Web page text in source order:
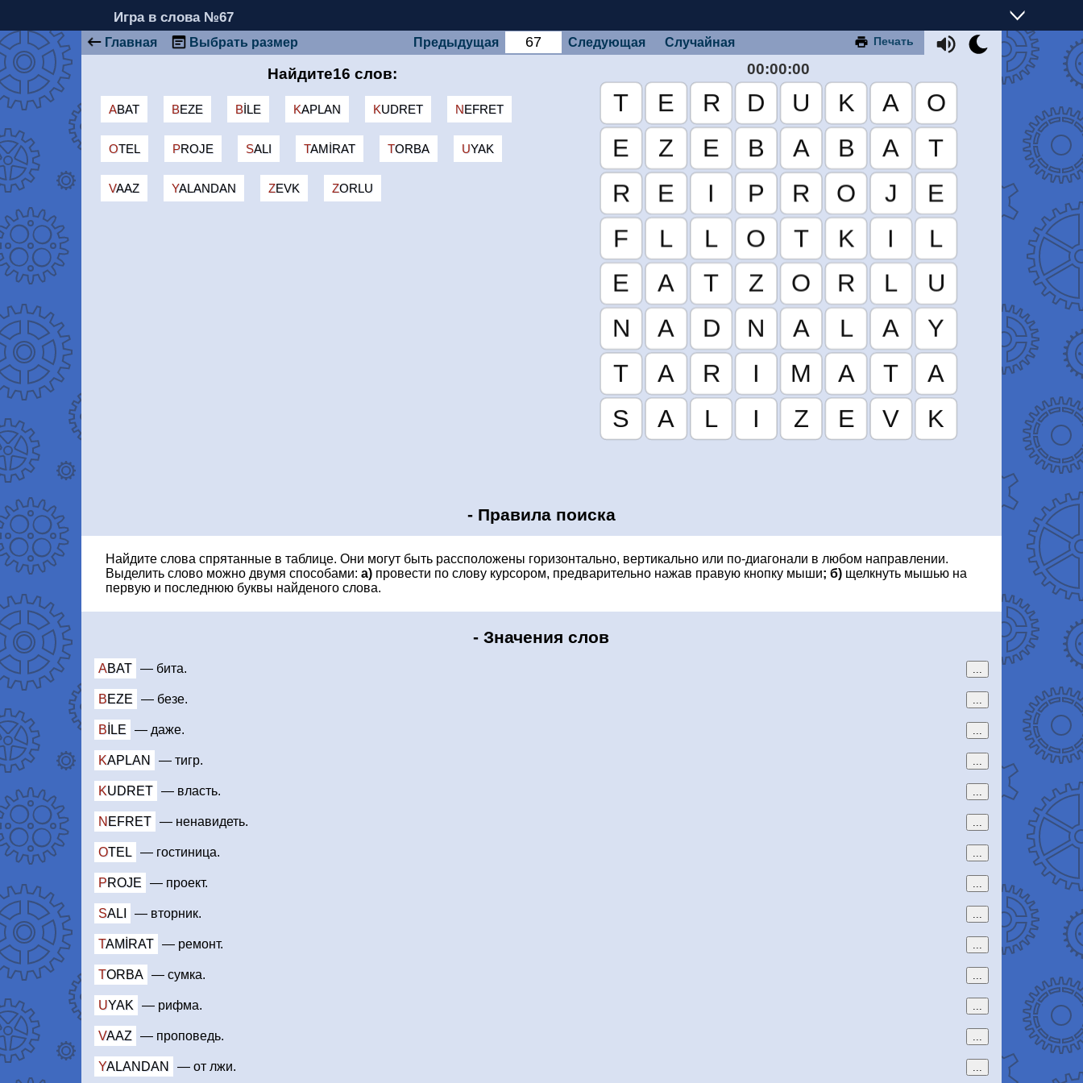
Игра в слова №67
Главная Выбрать размер Предыдущая Следующая Случайная Печать
00:00:00
Найдите16 слов:
ABAT BEZE BILE KAPLAN KUDRET NEFRET
OTEL PROJE SALI TAMIRAT TORBA UYAK
VAAZ YALANDAN ZEVK ZORLU
- Правила поиска
Найдите слова спрятанные в таблице. Они могут быть рассположены горизонтально, вертикально или по-диагонали в любом направлении.
Выделить слово можно двумя способами: a)провести по слову курсором, предварительно нажав правую кнопку мыши; б)щелкнуть мышью на
первую и последнюю буквы найденого слова.
- Значения слов
ABAT — бита.
BEZE — безе.
BILE — даже.
KAPLAN — тигр.
KUDRET — власть.
NEFRET — ненавидеть.
OTEL — гостиница.
PROJE — проект.
SALI — вторник.
TAMIRAT — ремонт.
TORBA — сумка.
UYAK — рифма.
VAAZ — проповедь.
YALANDAN — от лжи.